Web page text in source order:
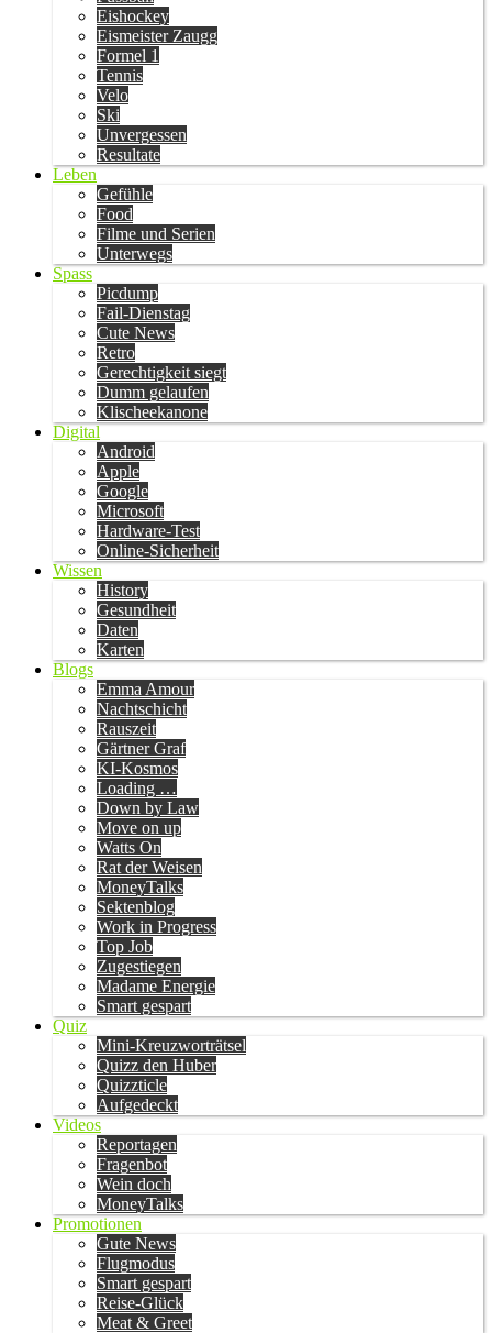
Eishockey
Eismeister Zaugg
Formel 1
Tennis
Velo
Ski
Unvergessen
Resultate
Leben
Gefühle
Food
Filme und Serien
Unterwegs
Spass
Picdump
Fail-Dienstag
Cute News
Retro
Gerechtigkeit siegt
Dumm gelaufen
Klischeekanone
Digital
Android
Apple
Google
Microsoft
Hardware-Test
Online-Sicherheit
Wissen
History
Gesundheit
Daten
Karten
Blogs
Emma Amour
Nachtschicht
Rauszeit
Gärtner Graf
KI-Kosmos
Loading …
Down by Law
Move on up
Watts On
Rat der Weisen
MoneyTalks
Sektenblog
Work in Progress
Top Job
Zugestiegen
Madame Energie
Smart gespart
Quiz
Mini-Kreuzworträtsel
Quizz den Huber
Quizzticle
Aufgedeckt
Videos
Reportagen
Fragenbot
Wein doch
MoneyTalks
Promotionen
Gute News
Flugmodus
Smart gespart
Reise-Glück
Meat & Greet